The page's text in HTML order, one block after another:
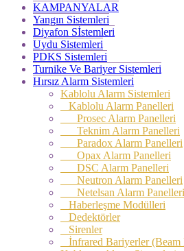
KAMPANYALAR
Yangın Sistemleri
Diyafon Sİstemleri
Uydu Sistemleri
PDKS Sistemleri
Turnike Ve Bariyer Sistemleri
Hırsız Alarm Sistemleri
Kablolu Alarm Sistemleri
Kablolu Alarm Panelleri
Prosec Alarm Panelleri
Teknim Alarm Panelleri
Paradox Alarm Panelleri
Opax Alarm Panelleri
DSC Alarm Panelleri
Neutron Alarm Panelleri
Netelsan Alarm Panelleri
Haberleşme Modülleri
Dedektörler
Sirenler
İnfrared Bariyerler (Beam